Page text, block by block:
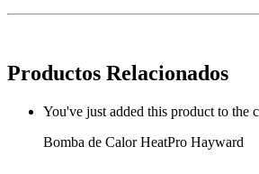
Productos Relacionados
You've just added this product to the
Bomba de Calor HeatPro Hayward